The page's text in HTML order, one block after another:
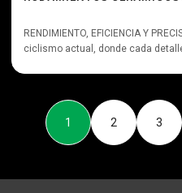
RENDIMIENTO, EFICIENCIA Y
ciclismo actual, donde cada
1 2 3